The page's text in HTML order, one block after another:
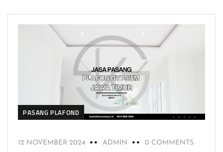
PASANG PLAFOND
12 NOVEMBER 2024 ADMIN 0 COMMENTS